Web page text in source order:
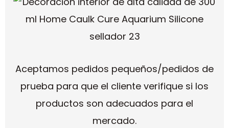
Aceptamos pedidos pequeños/pedidos de
prueba para que el cliente verifique si los
productos son adecuados para el
mercado.